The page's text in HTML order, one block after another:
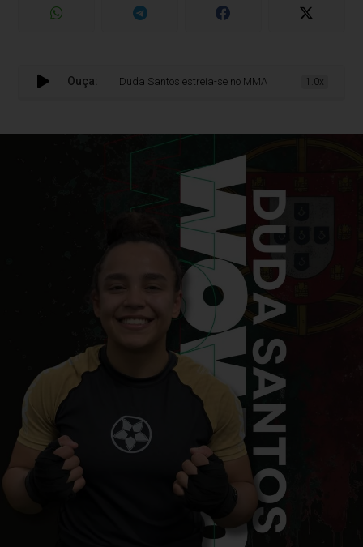
Ouça:Duda Santos estreia-se no MMA profissional no WOW 30
1.0x